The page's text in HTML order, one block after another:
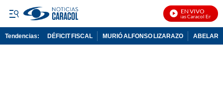
EN VIVO
Noticias Caracol En Vivo
Tendencias: DÉFICIT FISCAL MURIÓ ALFONSO LIZARAZO